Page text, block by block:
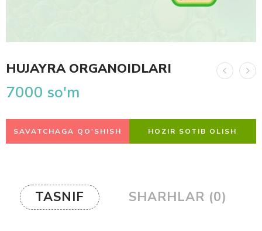
HUJAYRA ORGANOIDLARI
7000 so'm
SAVATCHAGA QO'SHISH HOZIR SOTIB OLISH
TASNIF SHARHLAR (0)